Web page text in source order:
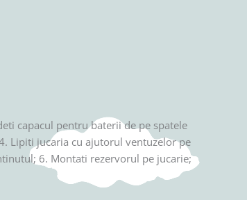
capacul pentru baterii de pe spatele
Lipiti jucaria cu ajutorul ventuzelor pe
6. Montati rezervorul pe jucarie;